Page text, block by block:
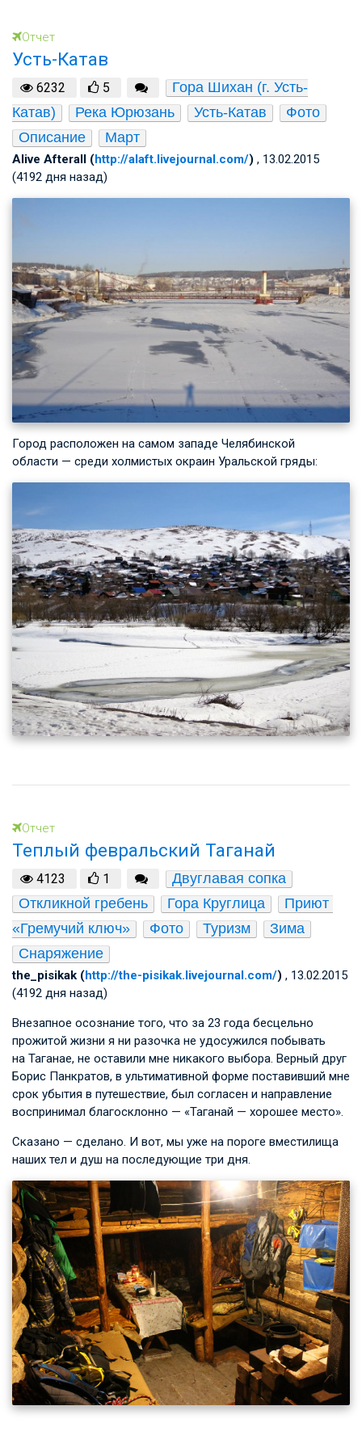
Отчет
Усть-Катав
6232 5
Гора Шихан (г. Усть-
Катав)
Река Юрюзань Усть-Катав
Фото
Описание
Март
Alive Afterall (http://alaft.livejournal.com/) , 13.02.2015
(4192 дня назад)
Город расположен на самом западе Челябинской
области — среди холмистых окраин Уральской гряды:
Отчет
Теплый февральский Таганай
4123 1
Двуглавая сопка
Откликной гребень
Гора Круглица
Приют
«Гремучий ключ»
Фото Туризм
Зима
Снаряжение
the_pisikak (http://the-pisikak.livejournal.com/) , 13.02.2015
(4192 дня назад)
Внезапное осознание того, что за 23 года бесцельно
прожитой жизни я ни разочка не удосужился побывать
на Таганае, не оставили мне никакого выбора. Верный друг
Борис Панкратов, в ультимативной форме поставивший мне
срок убытия в путешествие, был согласен и направление
воспринимал благосклонно — «Таганай — хорошее место».
Сказано — сделано. И вот, мы уже на пороге вместилища
наших тел и душ на последующие три дня.